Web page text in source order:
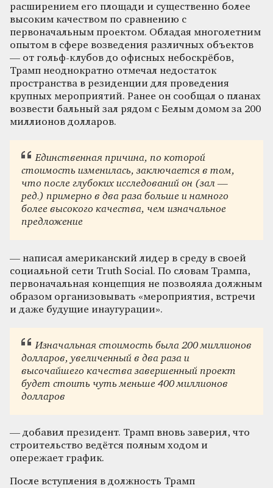
расширением его площади и существенно более
высоким качеством по сравнению с
первоначальным проектом. Обладая многолетним
опытом в сфере возведения различных объектов
— от гольф-клубов до офисных небоскрёбов,
Трамп неоднократно отмечал недостаток
пространства в резиденции для проведения
крупных мероприятий. Ранее он сообщал о планах
возвести бальный зал рядом с Белым домом за 200
миллионов долларов.
Единственная причина, по которой
стоимость изменилась, заключается в том,
что после глубоких исследований он (зал —
ред.) примерно в два раза больше и намного
более высокого качества, чем изначальное
предложение
— написал американский лидер в среду в своей
социальной сети Truth Social. По словам Трампа,
первоначальная концепция не позволяла должным
образом организовывать «мероприятия, встречи
и даже будущие инаугурации».
Изначальная стоимость была 200 миллионов
долларов, увеличенный в два раза и
высочайшего качества завершенный проект
будет стоить чуть меньше 400 миллионов
долларов
— добавил президент. Трамп вновь заверил, что
строительство ведётся полным ходом и
опережает график.
После вступления в должность Трамп